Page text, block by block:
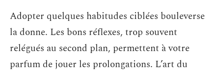
Adopter quelques habitudes ciblées bouleverse
la donne. Les bons réflexes, trop souvent
relégués au second plan, permettent à votre
parfum de jouer les prolongations. L’art du